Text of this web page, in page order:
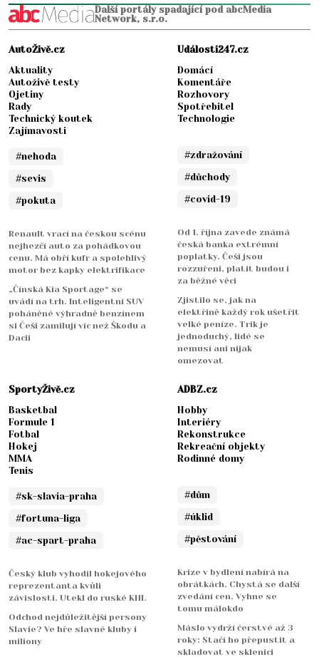
Další portály spadající pod abcMedia
Network, s.r.o.
AutoŽivě.cz
Aktuality
Autoživě testy
Ojetiny
Rady
Technický koutek
Zajímavosti
#nehoda
#sevis
#pokuta
Renault vrací na českou scénu
nejhezčí auto za pohádkovou
cenu. Má obří kufr a spolehlivý
motor bez kapky elektrifikace
„Čínská Kia Sportage“ se
uvádí na trh. Inteligentní SUV
poháněné výhradně benzínem
si Češi zamilují víc než Škodu a
Dacii
Události247.cz
Domácí
Komentáře
Rozhovory
Spotřebitel
Technologie
#zdražování
#důchody
#covid-19
Od 1. října zavede známá
česká banka extrémní
poplatky. Češi jsou
rozzuřeni, platit budou i
za běžné věci
Zjistilo se, jak na
elektřině každý rok ušetřit
velké peníze. Trik je
jednoduchý, lidé se
nemusí ani nijak
omezovat
SportyŽivě.cz
Basketbal
Formule 1
Fotbal
Hokej
MMA
Tenis
#sk-slavia-praha
#fortuna-liga
#ac-spart-praha
Český klub vyhodil hokejového
reprezentanta kvůli
závislosti. Utekl do ruské KHL
Odchod nejdůležitější persony
Slavie? Ve hře slavné kluby i
miliony
ADBZ.cz
Hobby
Interiéry
Rekonstrukce
Rekreační objekty
Rodinné domy
#dům
#úklid
#pěstování
Krize v bydlení nabírá na
obrátkách. Chystá se další
zvedání cen. Vyhne se
tomu málokdo
Máslo vydrží čerstvé až 3
roky: Stačí ho přepustit a
skladovat ve sklenici